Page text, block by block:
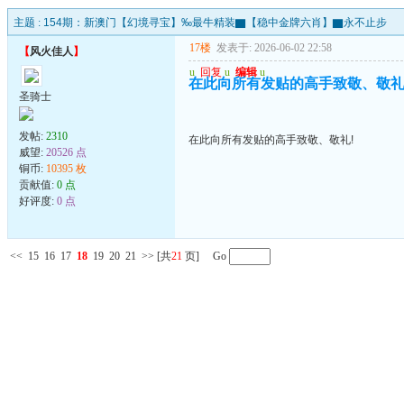
主题 : 154期：新澳门【幻境寻宝】‰最牛精装▇【稳中金牌六肖】▇永不止步
【风火佳人 】
圣骑士
发帖: 2310
威望: 20526 点
铜币: 10395 枚
贡献值: 0 点
好评度: 0 点
17楼 发表于: 2026-06-02 22:58
u 回复 u 编辑 u
在此向所有发贴的高手致敬、敬
在此向所有发贴的高手致敬、敬礼!
<< 15 16 17 18 19 20 21 >> [共21 页] Go